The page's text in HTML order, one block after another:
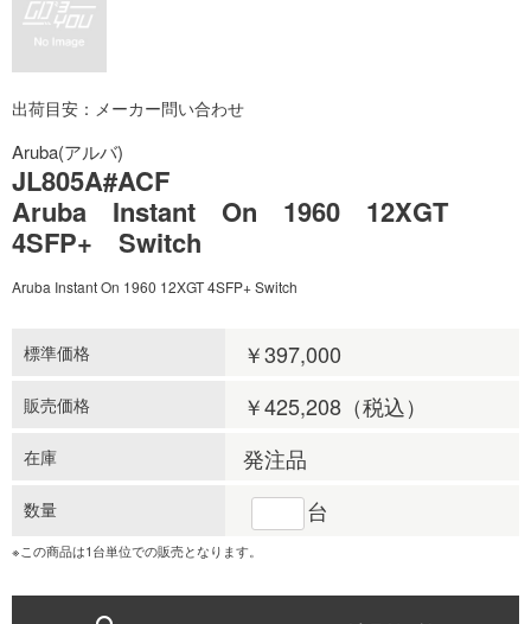
出荷目安：メーカー問い合わせ
Aruba(アルバ)
JL805A#ACF
Aruba Instant On 1960 12XGT
4SFP+ Switch
Aruba Instant On 1960 12XGT 4SFP+ Switch
標準価格 ￥397,000
販売価格 ￥425,208（税込）
在庫 発注品
数量 台
※この商品は1台単位での販売となります。